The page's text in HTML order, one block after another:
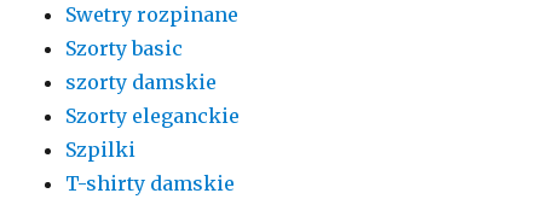
Swetry rozpinane
Szorty basic
szorty damskie
Szorty eleganckie
Szpilki
T-shirty damskie